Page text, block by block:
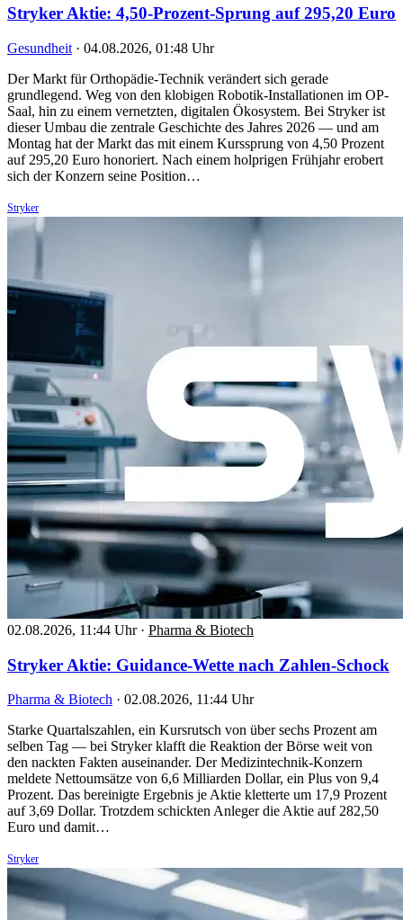
Stryker Aktie: 4,50-Prozent-Sprung auf 295,20 Euro
Gesundheit · 04.08.2026, 01:48 Uhr
Der Markt für Orthopädie-Technik verändert sich gerade
grundlegend. Weg von den klobigen Robotik-Installationen im OP-
Saal, hin zu einem vernetzten, digitalen Ökosystem. Bei Stryker ist
dieser Umbau die zentrale Geschichte des Jahres 2026 — und am
Montag hat der Markt das mit einem Kurssprung von 4,50 Prozent
auf 295,20 Euro honoriert. Nach einem holprigen Frühjahr erobert
sich der Konzern seine Position…
Stryker
02.08.2026, 11:44 Uhr · Pharma & Biotech
Stryker Aktie: Guidance-Wette nach Zahlen-Schock
Pharma & Biotech · 02.08.2026, 11:44 Uhr
Starke Quartalszahlen, ein Kursrutsch von über sechs Prozent am
selben Tag — bei Stryker klafft die Reaktion der Börse weit von
den nackten Fakten auseinander. Der Medizintechnik-Konzern
meldete Nettoumsätze von 6,6 Milliarden Dollar, ein Plus von 9,4
Prozent. Das bereinigte Ergebnis je Aktie kletterte um 17,9 Prozent
auf 3,69 Dollar. Trotzdem schickten Anleger die Aktie auf 282,50
Euro und damit…
Stryker